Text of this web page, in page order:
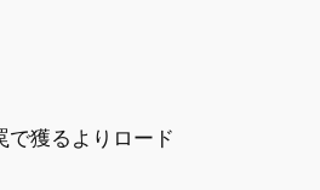
で獲るよりロード